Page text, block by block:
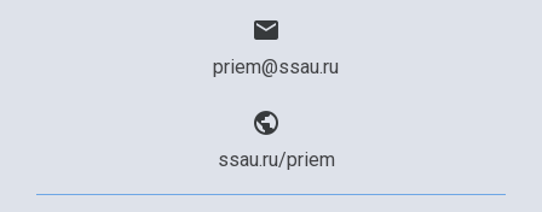
priem@ssau.ru
ssau.ru/priem